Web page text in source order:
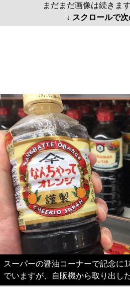
まだまだ画像は続きま
↓ スクロールで次
スーパーの醤油コーナーで記念に
でいますが、自販機から取り出し